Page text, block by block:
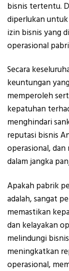
bisnis tertentu.
diperlukan
izin bisnis yang
operasional
Secara
keuntungan
memperoleh
kepatuhan
menghindari
reputasi bisnis
operasional,
dalam jangka
Apakah pabrik
adalah, sangat
memastikan
dan kelayakan
melindungi
meningkatkan
operasional,